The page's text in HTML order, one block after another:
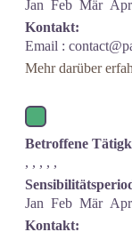
Jan Feb Mär Apr
Kontakt:
Email :
Mehr darüber
Betroffene
, , , , ,
Jan Feb Mär Apr
Kontakt: